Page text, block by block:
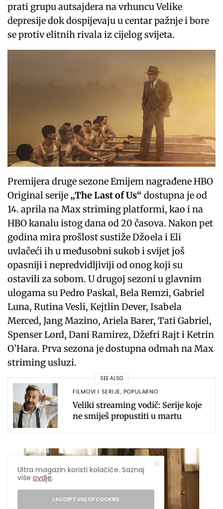
prati grupu autsajdera na vrhuncu Velike
depresije dok dospijevaju u centar pažnje i bore
se protiv elitnih rivala iz cijelog svijeta.
Premijera druge sezone Emijem nagrađene HBO
Original serije „The Last of Us“ dostupna je od
14. aprila na Max striming platformi, kao i na
HBO kanalu istog dana od 20 časova. Nakon pet
godina mira prošlost sustiže Džoela i Eli
uvlačeći ih u međusobni sukob i svijet još
opasniji i nepredvidljiviji od onog koji su
ostavili za sobom. U drugoj sezoni u glavnim
ulogama su Pedro Paskal, Bela Remzi, Gabriel
Luna, Rutina Vesli, Kejtlin Dever, Isabela
Merced, Jang Mazino, Ariela Barer, Tati Gabriel,
Spenser Lord, Dani Ramirez, Džefri Rajt i Ketrin
O’Hara. Prva sezona je dostupna odmah na Max
striming usluzi.
SEE ALSO
FILMOVI I SERIJE, POPULARNO
Veliki streaming vodič: Serije koje
ne smiješ propustiti u martu
Ultra magazin koristi kolačiće. Saznaj
višeovdje.
I ACCEPT USE OF COOKIES